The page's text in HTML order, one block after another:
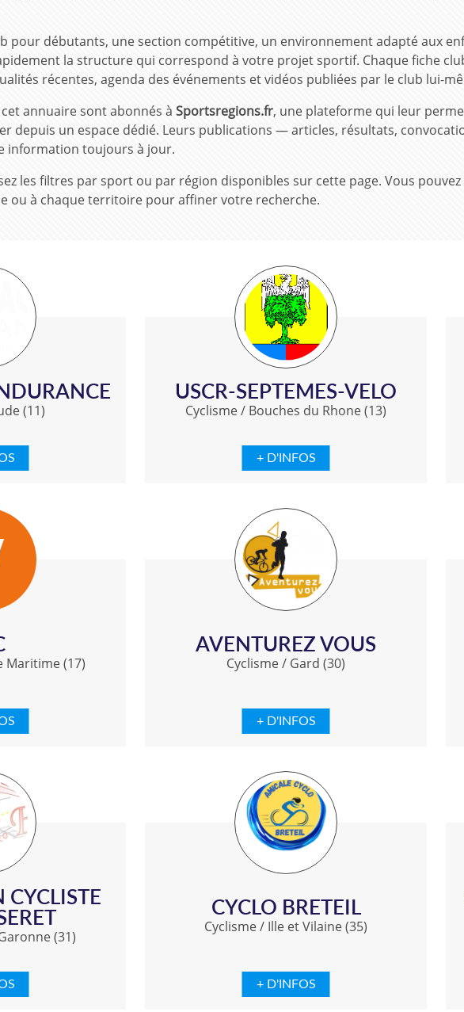
pour débutants, une section compétitive, un environnement adapté aux
la structure qui correspond à votre projet sportif. Chaque fiche
récentes, agenda des événements et vidéos publiées par le club lui-
annuaire sont abonnés à Sportsregions.fr, une plateforme qui leur
depuis un espace dédié. Leurs publications — articles, résultats,
information toujours à jour.
les filtres par sport ou par région disponibles sur cette page. Vous
ou à chaque territoire pour affiner votre recherche.
(11)
USCR-SEPTEMES-VELO
Cyclisme/ Bouches du Rhone (13)
+ D'INFOS
Maritime (17)
AVENTUREZ VOUS
Cyclisme/ Gard (30)
+ D'INFOS
(31)
CYCLO BRETEIL
Cyclisme/ Ille et Vilaine (35)
+ D'INFOS